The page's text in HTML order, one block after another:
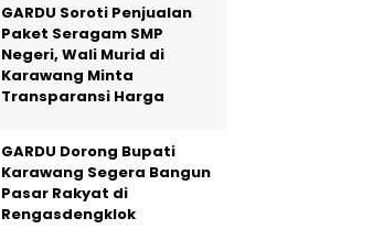
GARDU Soroti Penjualan
Paket Seragam SMP
Negeri, Wali Murid di
Karawang Minta
Transparansi Harga
GARDU Dorong Bupati
Karawang Segera Bangun
Pasar Rakyat di
Rengasdengklok